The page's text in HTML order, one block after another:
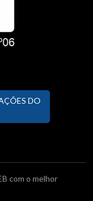
DO
com o melhor